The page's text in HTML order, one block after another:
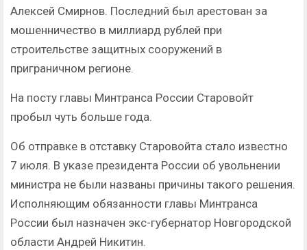
Алексей Смирнов. Последний был арестован за
мошенничество в миллиард рублей при
строительстве защитных сооружений в
приграничном регионе.
На посту главы Минтранса России Старовойт
пробыл чуть больше года.
Об отправке в отставку Старовойта стало известно
7 июля. В указе президента России об увольнении
министра не были названы причины такого решения.
Исполняющим обязанности главы Минтранса
России был назначен экс-губернатор Новгородской
области Андрей Никитин.